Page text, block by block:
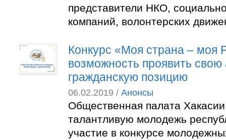
представители НКО,
компаний, волонтерских
Конкурс «Моя страна – моя
возможность проявить свою
гражданскую позицию
06.02.2019 / Анонсы
Общественная палата
талантливую молодежь
участие в конкурсе